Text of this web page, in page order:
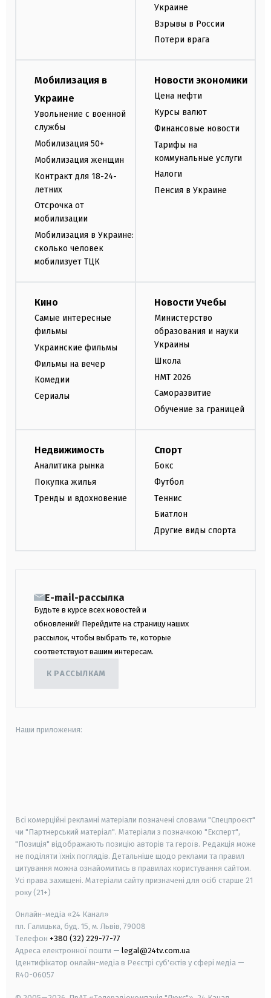
Украине
Взрывы в России
Потери врага
Мобилизация в
Украине
Увольнение с военной
службы
Мобилизация 50+
Мобилизация женщин
Контракт для 18-24-
летних
Отсрочка от
мобилизации
Мобилизация в Украине:
сколько человек
мобилизует ТЦК
Новости экономики
Цена нефти
Курсы валют
Финансовые новости
Тарифы на
коммунальные услуги
Налоги
Пенсия в Украине
Кино
Самые интересные
фильмы
Украинские фильмы
Фильмы на вечер
Комедии
Сериалы
Новости Учебы
Министерство
образования и науки
Украины
Школа
НМТ 2026
Саморазвитие
Обучение за границей
Недвижимость
Аналитика рынка
Покупка жилья
Тренды и вдохновение
Спорт
Бокс
Футбол
Теннис
Биатлон
Другие виды спорта
E-mail-рассылка
Будьте в курсе всех новостей и
обновлений! Перейдите на страницу наших
рассылок, чтобы выбрать те, которые
соответствуют вашим интересам.
К РАССЫЛКАМ
Наши приложения:
Всі комерційні рекламні матеріали позначені словами "Спецпроєкт"
чи "Партнерський матеріал". Матеріали з позначкою "Експерт",
"Позиція" відображають позицію авторів та героїв. Редакція може
не поділяти їхніх поглядів. Детальніше щодо реклами та правил
цитування можна ознайомитись в правилах користування сайтом.
Усі права захищені. Матеріали сайту призначені для осіб старше 21
року (21+)
Онлайн-медіа «24 Канал»
пл. Галицька, буд. 15, м. Львів, 79008
Телефон +380 (32) 229-77-77
Адреса електронної пошти — legal@24tv.com.ua
Ідентифікатор онлайн-медіа в Реєстрі суб'єктів у сфері медіа —
R40-06057